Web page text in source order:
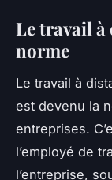
Le travail à
norme
Le travail à
est devenu la
entreprises.
l’employé de
l’entreprise,